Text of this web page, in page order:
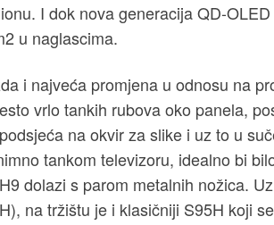
I dok nova generacija QD-
u naglascima.
i najveća promjena u odnosu na
vrlo tankih rubova oko panela,
na okvir za slike i uz to u
tankom televizoru, idealno bi
dolazi s parom metalnih nožica.
na tržištu je i klasičniji S95H koji